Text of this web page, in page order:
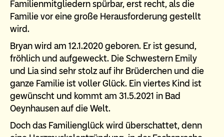
Familienmitgliedern spürbar, erst recht, als die
Familie vor eine große Herausforderung gestellt
wird.
Bryan wird am 12.1.2020 geboren. Er ist gesund,
fröhlich und aufgeweckt. Die Schwestern Emily
und Lia sind sehr stolz auf ihr Brüderchen und die
ganze Familie ist voller Glück. Ein viertes Kind ist
gewünscht und kommt am 31.5.2021 in Bad
Oeynhausen auf die Welt.
Doch das Familienglück wird überschattet, denn